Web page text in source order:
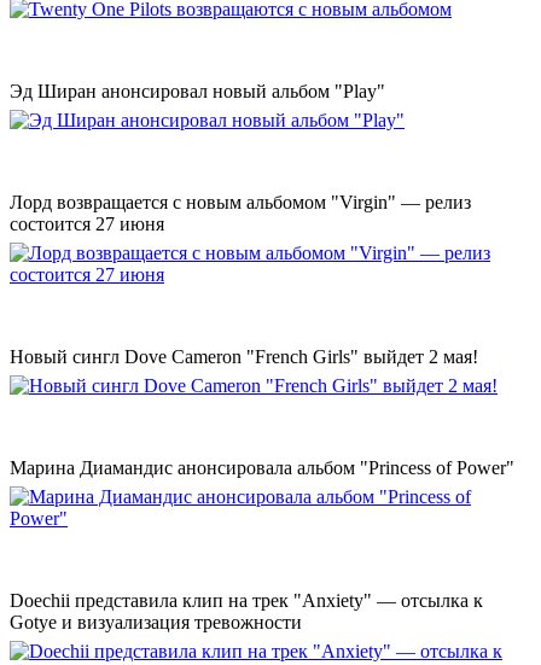
Эд Ширан анонсировал новый альбом "Play"
Лорд возвращается с новым альбомом "Virgin" — релиз
состоится 27 июня
Новый сингл Dove Cameron "French Girls" выйдет 2 мая!
Марина Диамандис анонсировала альбом "Princess of Power"
Doechii представила клип на трек "Anxiety" — отсылка к
Gotye и визуализация тревожности